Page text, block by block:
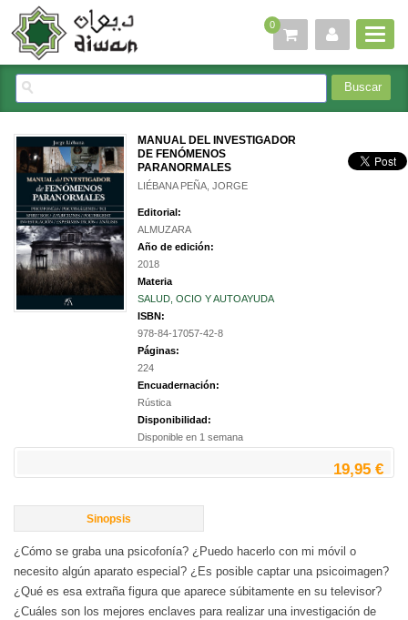
0
MANUAL DEL INVESTIGADOR
DE FENÓMENOS
PARANORMALES
LIÉBANA PEÑA, JORGE
Editorial:
ALMUZARA
Año de edición:
2018
Materia
SALUD, OCIO Y AUTOAYUDA
ISBN:
978-84-17057-42-8
Páginas:
224
Encuadernación:
Rústica
Disponibilidad:
Disponible en 1 semana
19,95 €
Sinopsis
¿Cómo se graba una psicofonía? ¿Puedo hacerlo con mi móvil o
necesito algún aparato especial? ¿Es posible captar una psicoimagen?
¿Qué es esa extraña figura que aparece súbitamente en su televisor?
¿Cuáles son los mejores enclaves para realizar una investigación de